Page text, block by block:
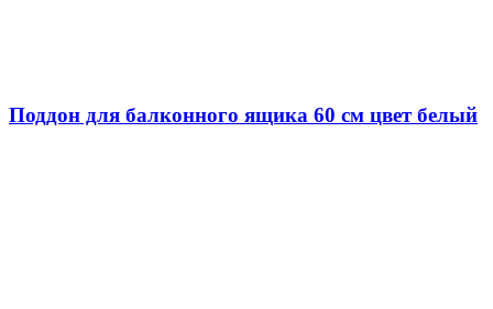
Поддон для балконного ящика 60 см цвет белый